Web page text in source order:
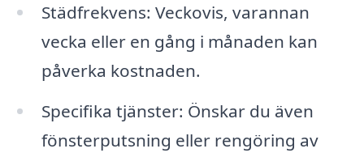
Städfrekvens: Veckovis, varannan
vecka eller en gång i månaden kan
påverka kostnaden.
Specifika tjänster: Önskar du även
fönsterputsning eller rengöring av